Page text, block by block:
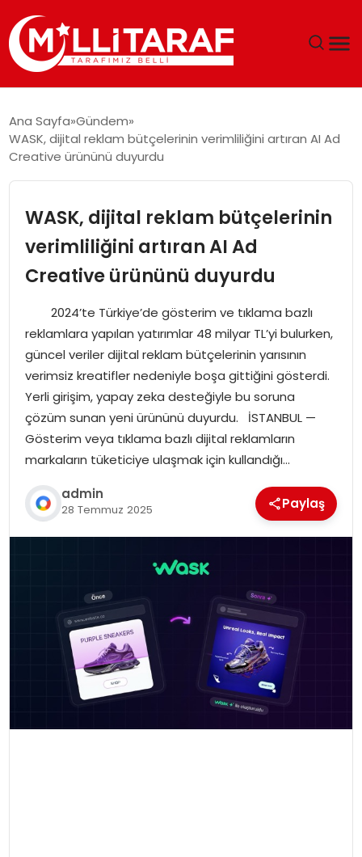
ÖZEL SAYFALAR
SPOR
SIYASET
MAGAZIN
Ana Sayfa Gündem
WASK, dijital reklam bütçelerinin verimliliğini artıran AI Ad
Creative ürününü duyurdu
WASK, dijital reklam bütçelerinin
verimliliğini artıran AI Ad
Creative ürününü duyurdu
2024’te Türkiye’de gösterim ve tıklama bazlı
reklamlara yapılan yatırımlar 48 milyar TL’yi bulurken,
güncel veriler dijital reklam bütçelerinin yarısının
verimsiz kreatifler nedeniyle boşa gittiğini gösterdi.
Yerli girişim, yapay zeka desteğiyle bu soruna
çözüm sunan yeni ürününü duyurdu. İSTANBUL —
Gösterim veya tıklama bazlı dijital reklamların
markaların tüketiciye ulaşmak için kullandığı…
admin
28 Temmuz 2025 Paylaş